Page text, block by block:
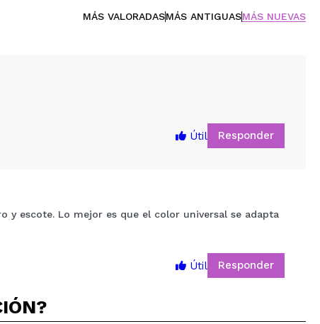
MÁS VALORADASMÁS ANTIGUASMÁS NUEVAS
Útil Responder
escote. Lo mejor es que el color universal se adapta
Útil Responder